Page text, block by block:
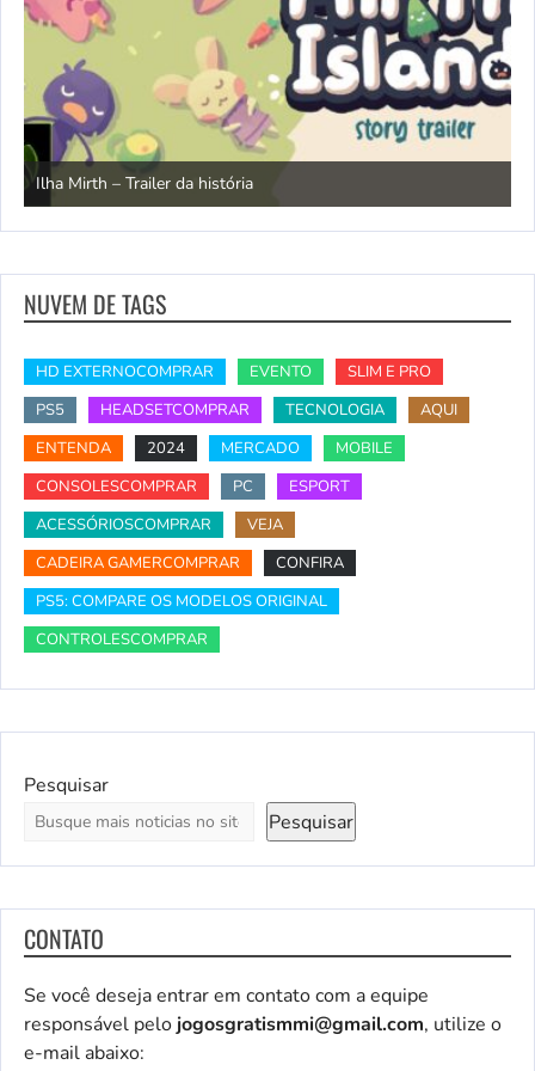
Ilha Mirth – Trailer da história
NUVEM DE TAGS
HD EXTERNOCOMPRAR EVENTO
SLIM E PRO
PS5
HEADSETCOMPRAR TECNOLOGIA
AQUI
ENTENDA
2024 MERCADO
MOBILE
CONSOLESCOMPRAR
PC
ESPORT
ACESSÓRIOSCOMPRAR
VEJA
CADEIRA GAMERCOMPRAR
CONFIRA
PS5: COMPARE OS MODELOS ORIGINAL
CONTROLESCOMPRAR
Pesquisar
Pesquisar
CONTATO
Se você deseja entrar em contato com a equipe
responsável pelojogosgratismmi@gmail.com, utilize o
e-mail abaixo: